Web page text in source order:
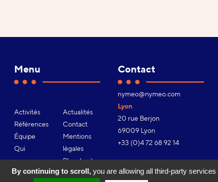
Menu
Activités
Références
Équipe
Qui
sommes-
nous ?
Actualités
Contact
Mentions
légales
Plan du site
Gestion des
Contact
Adresse
e-
mail :
nymeo@nymeo.com
Lyon
20 rue Berjon
69009 Lyon
Téléphone :
+33 (0)4 72 68 92 14
YoutubeFacebook
By continuing to scroll, you are allowing all third-party services